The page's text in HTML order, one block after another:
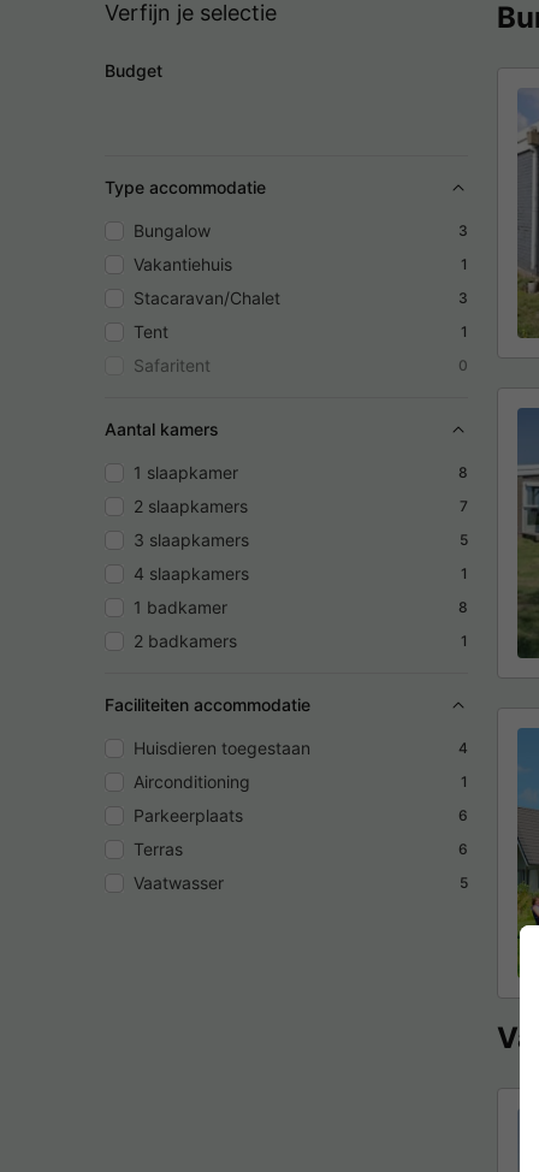
Verfijn je selectie
Budget
Type accommodatie
Bungalow 3
Vakantiehuis 1
Stacaravan/Chalet 3
Tent 1
Safaritent 0
Aantal kamers
1 slaapkamer 8
2 slaapkamers 7
3 slaapkamers 5
4 slaapkamers 1
1 badkamer 8
2 badkamers 1
Faciliteiten accommodatie
Huisdieren toegestaan 4
Airconditioning 1
Parkeerplaats 6
Terras 6
Vaatwasser 5